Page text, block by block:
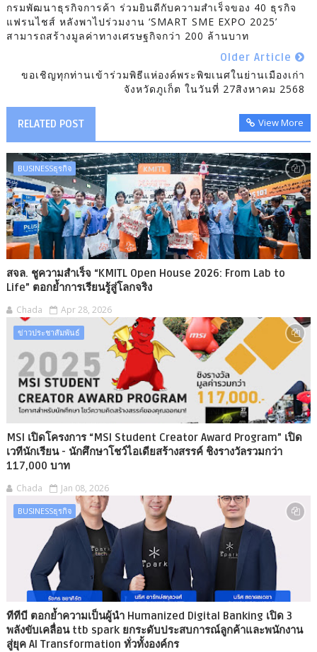
กรมพัฒนาธุรกิจการค้า ร่วมยินดีกับความสำเร็จของ 40 ธุรกิจ
แฟรนไชส์ หลังพาไปร่วมงาน ‘SMART SME EXPO 2025’
สามารถสร้างมูลค่าทางเศรษฐกิจกว่า 200 ล้านบาท
Older Article
ขอเชิญทุกท่านเข้าร่วมพิธีแห่องค์พระพิฆเนศในย่านเมืองเก่า
จังหวัดภูเก็ต ในวันที่ 27สิงหาคม 2568
RELATED POST View More
BUSINESSธุรกิจ
สจล. ชูความสำเร็จ “KMITL Open House 2026: From Lab to
Life” ตอกย้ำการเรียนรู้สู่โลกจริง
Chada Apr 28, 2026
ข่าวประชาสัมพันธ์
MSI เปิดโครงการ “MSI Student Creator Award Program” เปิด
เวทีนักเรียน - นักศึกษาโชว์ไอเดียสร้างสรรค์ ชิงรางวัลรวมกว่า
117,000 บาท
Chada Jan 08, 2026
BUSINESSธุรกิจ
ทีทีบี ตอกย้ำความเป็นผู้นำ Humanized Digital Banking เปิด 3
พลังขับเคลื่อน ttb spark ยกระดับประสบการณ์ลูกค้าและพนักงาน
สู่ยุค AI Transformation ทั่วทั้งองค์กร